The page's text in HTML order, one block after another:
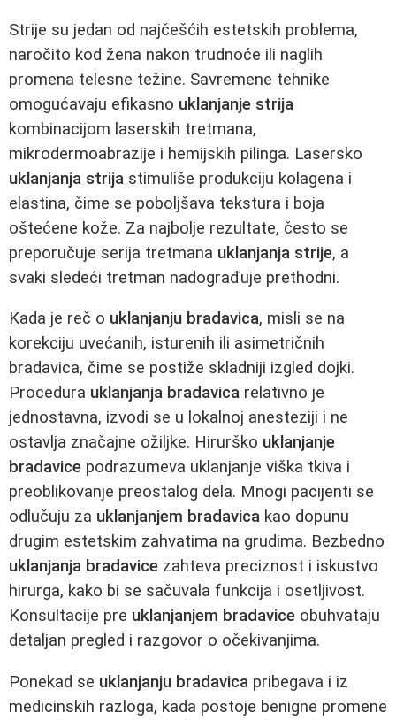
Strije su jedan od najčešćih estetskih problema,
naročito kod žena nakon trudnoće ili naglih
promena telesne težine. Savremene tehnike
omogućavaju efikasno uklanjanje strija
kombinacijom laserskih tretmana,
mikrodermoabrazije i hemijskih pilinga. Lasersko
uklanjanja strija stimuliše produkciju kolagena i
elastina, čime se poboljšava tekstura i boja
oštećene kože. Za najbolje rezultate, često se
preporučuje serija tretmana uklanjanja strije, a
svaki sledeći tretman nadograđuje prethodni.
Kada je reč o uklanjanju bradavica, misli se na
korekciju uvećanih, isturenih ili asimetričnih
bradavica, čime se postiže skladniji izgled dojki.
Procedura uklanjanja bradavica relativno je
jednostavna, izvodi se u lokalnoj anesteziji i ne
ostavlja značajne ožiljke. Hirurško uklanjanje
bradavice podrazumeva uklanjanje viška tkiva i
preoblikovanje preostalog dela. Mnogi pacijenti se
odlučuju za uklanjanjem bradavica kao dopunu
drugim estetskim zahvatima na grudima. Bezbedno
uklanjanja bradavice zahteva preciznost i iskustvo
hirurga, kako bi se sačuvala funkcija i osetljivost.
Konsultacije pre uklanjanjem bradavice obuhvataju
detaljan pregled i razgovor o očekivanjima.
Ponekad se uklanjanju bradavica pribegava i iz
medicinskih razloga, kada postoje benigne promene